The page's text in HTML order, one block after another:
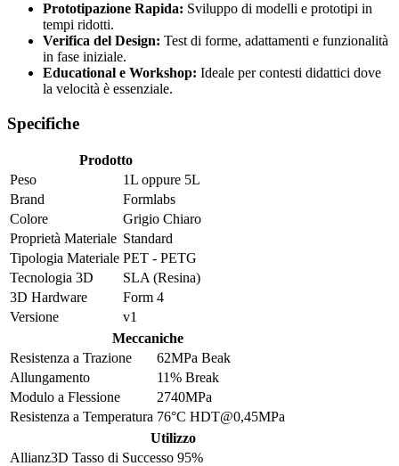
Prototipazione Rapida: Sviluppo di modelli e prototipi in
tempi ridotti.
Verifica del Design: Test di forme, adattamenti e funzionalità
in fase iniziale.
Educational e Workshop: Ideale per contesti didattici dove
la velocità è essenziale.
Specifiche
Prodotto
Peso
1L oppure 5L
Brand
Formlabs
Colore
Grigio Chiaro
Proprietà Materiale Standard
Tipologia Materiale PET - PETG
Tecnologia 3D
SLA (Resina)
3D Hardware
Form 4
Versione
v1
Meccaniche
Resistenza a Trazione
62MPa Beak
Allungamento
11% Break
Modulo a Flessione
2740MPa
Resistenza a Temperatura 76°C HDT@0,45MPa
Utilizzo
Allianz3D Tasso di Successo 95%